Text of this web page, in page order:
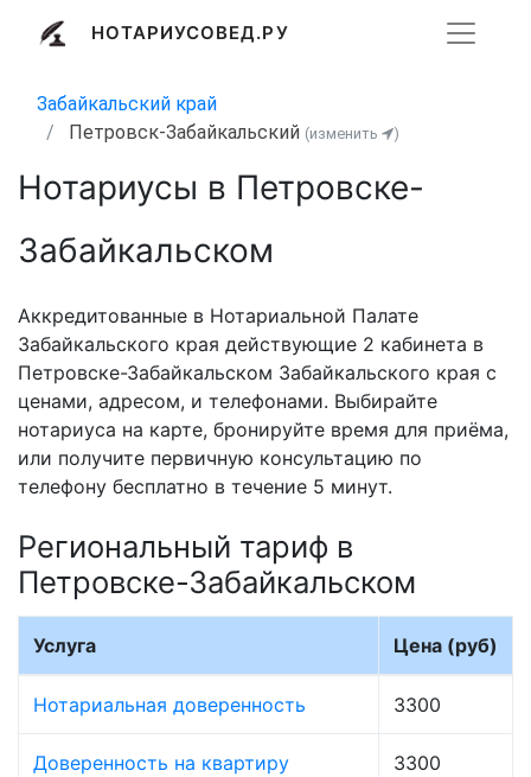
НОТАРИУСОВЕД.РУ
Забайкальский край
Петровск-Забайкальский (изменить )
Нотариусы в Петровске-
Забайкальском
Аккредитованные в Нотариальной Палате
Забайкальского края действующие 2 кабинета в
Петровске-Забайкальском Забайкальского края с
ценами, адресом, и телефонами. Выбирайте
нотариуса на карте, бронируйте время для приёма,
или получите первичную консультацию по
телефону бесплатно в течение 5 минут.
Региональный тариф в
Петровске-Забайкальском
Услуга Цена (руб)
Нотариальная доверенность 3300
Доверенность на квартиру 3300